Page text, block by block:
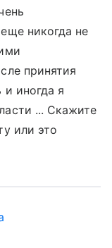
никогда не
принятия
иногда я
... Скажите
или это